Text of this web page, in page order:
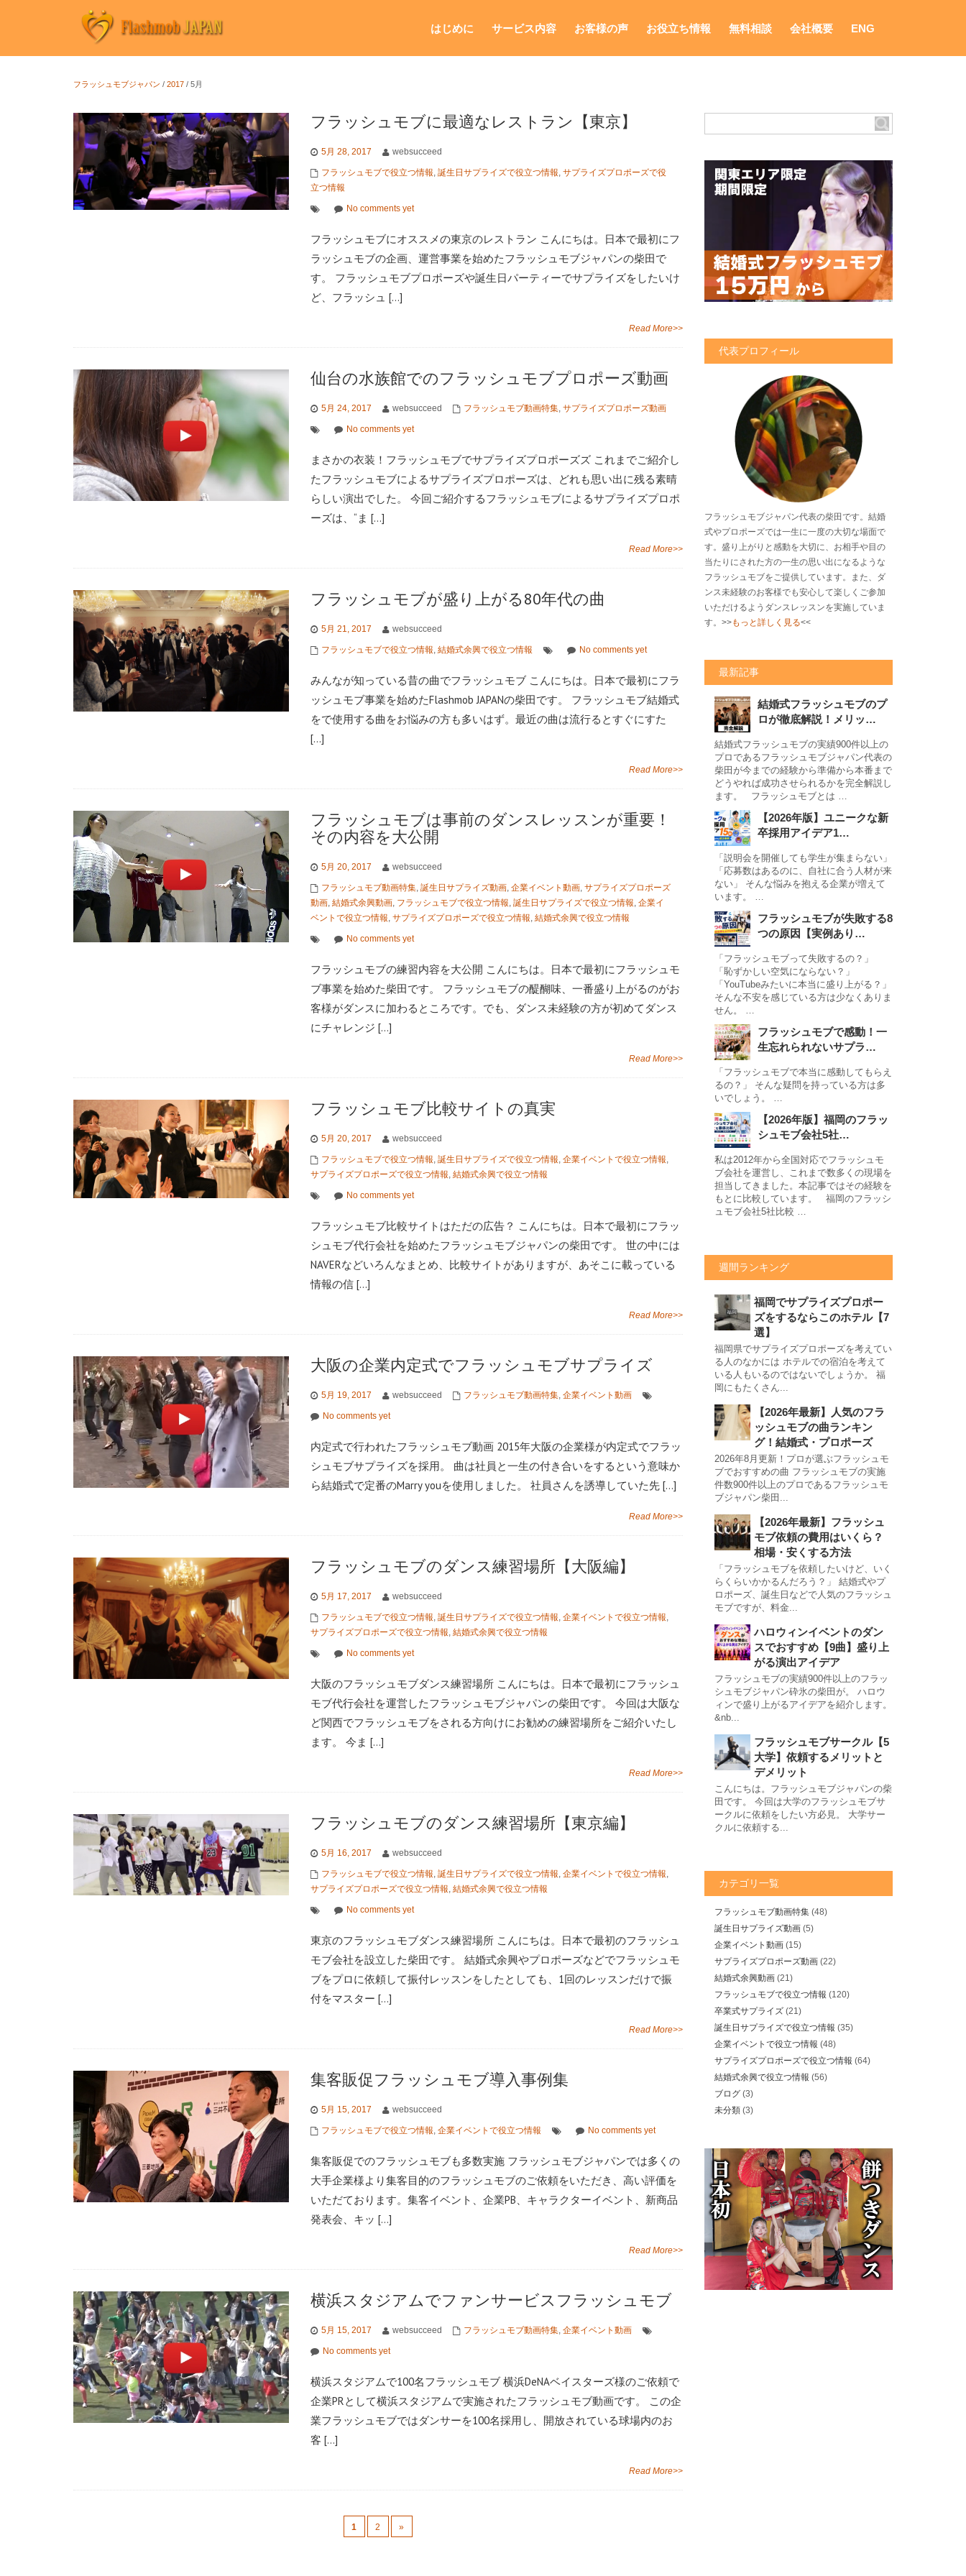
はじめに サービス内容 お客様の声 お役立ち情報 無料相談 会社概要 ENG
フラッシュモブジャパン / 2017 / 5月
フラッシュモブに最適なレストラン【東京】
5月 28, 2017 websucceed
フラッシュモブで役立つ情報, 誕生日サプライズで役立つ情報, サプライズプロポーズで役
立つ情報
No comments yet
フラッシュモブにオススメの東京のレストラン こんにちは。日本で最初にフ
ラッシュモブの企画、運営事業を始めたフラッシュモブジャパンの柴田で
す。 フラッシュモブプロポーズや誕生日パーティーでサプライズをしたいけ
ど、フラッシュ […]
Read More>>
仙台の水族館でのフラッシュモブプロポーズ動画
5月 24, 2017 websucceed フラッシュモブ動画特集, サプライズプロポーズ動画
No comments yet
まさかの衣装！フラッシュモブでサプライズプロポーズズ これまでご紹介し
たフラッシュモブによるサプライズプロポーズは、どれも思い出に残る素晴
らしい演出でした。 今回ご紹介するフラッシュモブによるサプライズプロポ
ーズは、“ま […]
Read More>>
フラッシュモブが盛り上がる80年代の曲
5月 21, 2017 websucceed
フラッシュモブで役立つ情報, 結婚式余興で役立つ情報 No comments yet
みんなが知っている昔の曲でフラッシュモブ こんにちは。日本で最初にフラ
ッシュモブ事業を始めたFlashmob JAPANの柴田です。 フラッシュモブ結婚式
をで使用する曲をお悩みの方も多いはず。最近の曲は流行るとすぐにすた
[…]
Read More>>
フラッシュモブは事前のダンスレッスンが重要！
その内容を大公開
5月 20, 2017 websucceed
フラッシュモブ動画特集, 誕生日サプライズ動画, 企業イベント動画, サプライズプロポーズ
動画, 結婚式余興動画, フラッシュモブで役立つ情報, 誕生日サプライズで役立つ情報, 企業イ
ベントで役立つ情報, サプライズプロポーズで役立つ情報, 結婚式余興で役立つ情報
No comments yet
フラッシュモブの練習内容を大公開 こんにちは。日本で最初にフラッシュモ
ブ事業を始めた柴田です。 フラッシュモブの醍醐味、一番盛り上がるのがお
客様がダンスに加わるところです。でも、ダンス未経験の方が初めてダンス
にチャレンジ […]
Read More>>
フラッシュモブ比較サイトの真実
5月 20, 2017 websucceed
フラッシュモブで役立つ情報, 誕生日サプライズで役立つ情報, 企業イベントで役立つ情報,
サプライズプロポーズで役立つ情報, 結婚式余興で役立つ情報
No comments yet
フラッシュモブ比較サイトはただの広告？ こんにちは。日本で最初にフラッ
シュモブ代行会社を始めたフラッシュモブジャパンの柴田です。 世の中には
NAVERなどいろんなまとめ、比較サイトがありますが、あそこに載っている
情報の信 […]
Read More>>
大阪の企業内定式でフラッシュモブサプライズ
5月 19, 2017 websucceed フラッシュモブ動画特集, 企業イベント動画
No comments yet
内定式で行われたフラッシュモブ動画 2015年大阪の企業様が内定式でフラッ
シュモブサプライズを採用。 曲は社員と一生の付き合いをするという意味か
ら結婚式で定番のMarry youを使用しました。 社員さんを誘導していた先 […]
Read More>>
フラッシュモブのダンス練習場所【大阪編】
5月 17, 2017 websucceed
フラッシュモブで役立つ情報, 誕生日サプライズで役立つ情報, 企業イベントで役立つ情報,
サプライズプロポーズで役立つ情報, 結婚式余興で役立つ情報
No comments yet
大阪のフラッシュモブダンス練習場所 こんにちは。日本で最初にフラッシュ
モブ代行会社を運営したフラッシュモブジャパンの柴田です。 今回は大阪な
ど関西でフラッシュモブをされる方向けにお勧めの練習場所をご紹介いたし
ます。 今ま […]
Read More>>
フラッシュモブのダンス練習場所【東京編】
5月 16, 2017 websucceed
フラッシュモブで役立つ情報, 誕生日サプライズで役立つ情報, 企業イベントで役立つ情報,
サプライズプロポーズで役立つ情報, 結婚式余興で役立つ情報
No comments yet
東京のフラッシュモブダンス練習場所 こんにちは。日本で最初のフラッシュ
モブ会社を設立した柴田です。 結婚式余興やプロポーズなどでフラッシュモ
ブをプロに依頼して振付レッスンをしたとしても、1回のレッスンだけで振
付をマスター […]
Read More>>
集客販促フラッシュモブ導入事例集
5月 15, 2017 websucceed
フラッシュモブで役立つ情報, 企業イベントで役立つ情報 No comments yet
集客販促でのフラッシュモブも多数実施 フラッシュモブジャパンでは多くの
大手企業様より集客目的のフラッシュモブのご依頼をいただき、高い評価を
いただております。集客イベント、企業PB、キャラクターイベント、新商品
発表会、キッ […]
Read More>>
横浜スタジアムでファンサービスフラッシュモブ
5月 15, 2017 websucceed フラッシュモブ動画特集, 企業イベント動画
No comments yet
横浜スタジアムで100名フラッシュモブ 横浜DeNAベイスターズ様のご依頼で
企業PRとして横浜スタジアムで実施されたフラッシュモブ動画です。 この企
業フラッシュモブではダンサーを100名採用し、開放されている球場内のお
客 […]
Read More>>
1 2 »
代表プロフィール
フラッシュモブジャパン代表の柴田です。結婚
式やプロポーズでは一生に一度の大切な場面で
す。盛り上がりと感動を大切に、お相手や目の
当たりにされた方の一生の思い出になるような
フラッシュモブをご提供しています。また、ダ
ンス未経験のお客様でも安心して楽しくご参加
いただけるようダンスレッスンを実施していま
す。>>もっと詳しく見る<<
最新記事
結婚式フラッシュモブのプ
ロが徹底解説！メリッ…
結婚式フラッシュモブの実績900件以上の
プロであるフラッシュモブジャパン代表の
柴田が今までの経験から準備から本番まで
どうやれば成功させられるかを完全解説し
ます。 フラッシュモブとは …
【2026年版】ユニークな新
卒採用アイデア1…
「説明会を開催しても学生が集まらない」
「応募数はあるのに、自社に合う人材が来
ない」 そんな悩みを抱える企業が増えて
います。 …
フラッシュモブが失敗する8
つの原因【実例あり…
「フラッシュモブって失敗するの？」
「恥ずかしい空気にならない？」
「YouTubeみたいに本当に盛り上がる？」
そんな不安を感じている方は少なくありま
せん。 …
フラッシュモブで感動！一
生忘れられないサプラ…
「フラッシュモブで本当に感動してもらえ
るの？」 そんな疑問を持っている方は多
いでしょう。 …
【2026年版】福岡のフラッ
シュモブ会社5社…
私は2012年から全国対応でフラッシュモ
ブ会社を運営し、これまで数多くの現場を
担当してきました。本記事ではその経験を
もとに比較しています。 福岡のフラッシ
ュモブ会社5社比較 …
週間ランキング
福岡でサプライズプロポー
ズをするならこのホテル【7
選】
福岡県でサプライズプロポーズを考えてい
る人のなかには ホテルでの宿泊を考えて
いる人もいるのではないでしょうか。 福
岡にもたくさん...
【2026年最新】人気のフラ
ッシュモブの曲ランキン
グ！結婚式・プロポーズ
2026年8月更新！プロが選ぶフラッシュモ
ブでおすすめの曲 フラッシュモブの実施
件数900件以上のプロであるフラッシュモ
ブジャパン柴田...
【2026年最新】フラッシュ
モブ依頼の費用はいくら？
相場・安くする方法
「フラッシュモブを依頼したいけど、いく
らくらいかかるんだろう？」 結婚式やプ
ロポーズ、誕生日などで人気のフラッシュ
モブですが、料金...
ハロウィンイベントのダン
スでおすすめ【9曲】盛り上
がる演出アイデア
フラッシュモブの実績900件以上のフラッ
シュモブジャパン砕氷の柴田が。 ハロウ
ィンで盛り上がるアイデアを紹介します。
&nb...
フラッシュモブサークル【5
大学】依頼するメリットと
デメリット
こんにちは。フラッシュモブジャパンの柴
田です。 今回は大学のフラッシュモブサ
ークルに依頼をしたい方必見。 大学サー
クルに依頼する...
カテゴリ一覧
フラッシュモブ動画特集(48)
誕生日サプライズ動画(5)
企業イベント動画(15)
サプライズプロポーズ動画(22)
結婚式余興動画(21)
フラッシュモブで役立つ情報 (120)
卒業式サプライズ(21)
誕生日サプライズで役立つ情報 (35)
企業イベントで役立つ情報 (48)
サプライズプロポーズで役立つ情報 (64)
結婚式余興で役立つ情報 (56)
ブログ(3)
未分類(3)